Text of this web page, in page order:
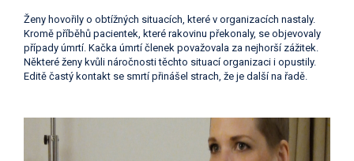
Ženy hovořily o obtížných situacích, které v organizacích nastaly.
Kromě příběhů pacientek, které rakovinu překonaly, se objevovaly
případy úmrtí. Kačka úmrtí členek považovala za nejhorší zážitek.
Některé ženy kvůli náročnosti těchto situací organizaci i opustily.
Editě častý kontakt se smrtí přinášel strach, že je další na řadě.
přehrávač